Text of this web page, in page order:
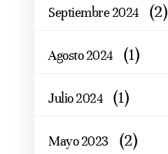
Septiembre 2024 (2)
Agosto 2024 (1)
Julio 2024 (1)
Mayo 2023 (2)